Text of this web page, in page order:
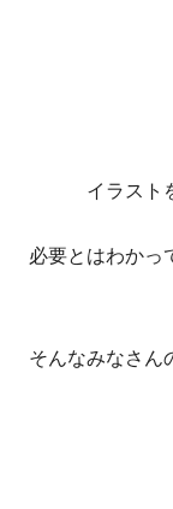
イラスト
必要とはわかっ
そんなみなさん